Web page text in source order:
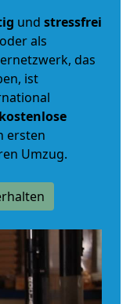
und stressfrei
oder als
das
ist
ersten
Umzug.